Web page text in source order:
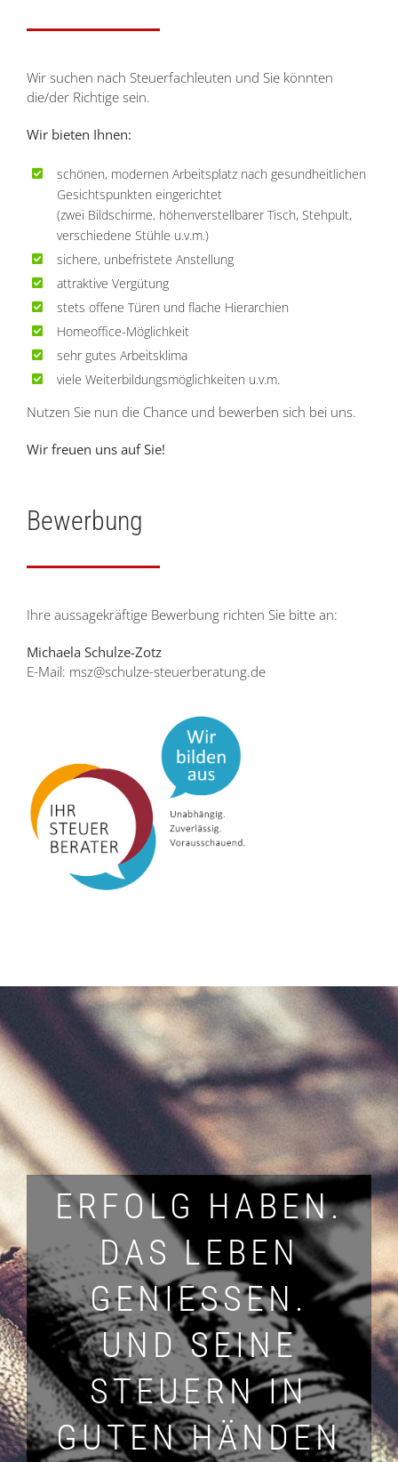
Wir suchen nach Steuerfachleuten und Sie könnten
die/der Richtige sein.
Wir bieten Ihnen:
schönen, modernen Arbeitsplatz nach gesundheitlichen
Gesichtspunkten eingerichtet
(zwei Bildschirme, höhenverstellbarer Tisch, Stehpult,
verschiedene Stühle u.v.m.)
sichere, unbefristete Anstellung
attraktive Vergütung
stets offene Türen und flache Hierarchien
Homeoffice-Möglichkeit
sehr gutes Arbeitsklima
viele Weiterbildungsmöglichkeiten u.v.m.
Nutzen Sie nun die Chance und bewerben sich bei uns.
Wir freuen uns auf Sie!
Bewerbung
Ihre aussagekräftige Bewerbung richten Sie bitte an:
Michaela Schulze-Zotz
E-Mail: msz@schulze-steuerberatung.de
ERFOLG HABEN.
DAS LEBEN
GENIESSEN.
UND SEINE
STEUERN IN
GUTEN HÄNDEN